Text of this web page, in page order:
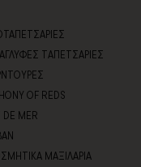
TΑΠΕΤΣΑΡΙΕΣ
OF REDS
DE MER
ΜΑΞΙΛΑΡΙΑ